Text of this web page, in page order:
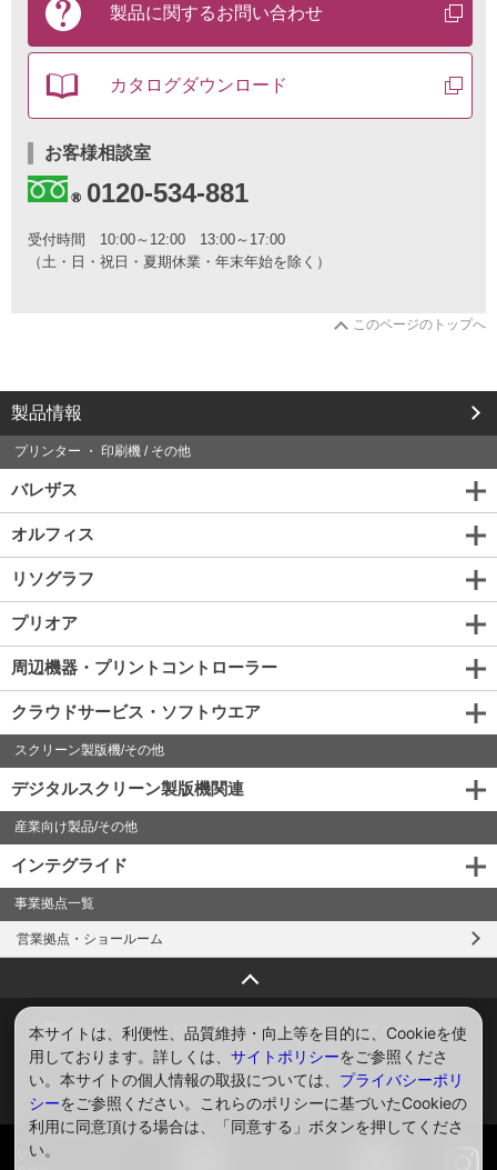
関
わ
と
カ
タ
求
は
ち
ら
か
ら
製品に関するお問い合わせ
カタログダウンロード
お客様相談室
0120-534-881
受付時間 10:00～12:00 13:00～17:00
（土・日・祝日・夏期休業・年末年始を除く）
このページのトップへ
製品情報
プリンター ・ 印刷機 / その他
バレザス
オルフィス
リソグラフ
プリオア
周辺機器・プリントコントローラー
クラウドサービス・ソフトウエア
スクリーン製版機/その他
デジタルスクリーン製版機関連
産業向け製品/その他
インテグライド
事業拠点一覧
営業拠点・ショールーム
ページトップへ戻る
お問い合わせ サイトマップ プライバシー
サイトポリシー
ソーシャルメディアポリシー
Global English
ソーシャルメディア
本サイトは、利便性、品質維持・向上等を目的に、Cookieを使
用しております。詳しくは、サイトポリシーをご参照くださ
い。本サイトの個人情報の取扱については、 プライバシーポリ
シーをご参照ください。これらのポリシーに基づいたCookieの
利用に同意頂ける場合は、「同意する」ボタンを押してくださ
い。